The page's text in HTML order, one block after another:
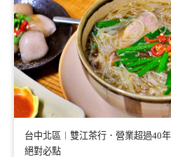
台中北區︱雙江茶行．營業超過40
絕對必點